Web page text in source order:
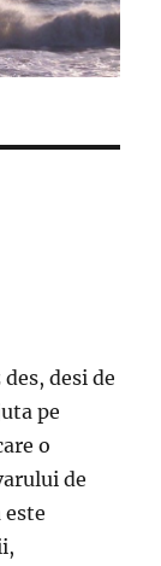
desi de
pe
o
de
este